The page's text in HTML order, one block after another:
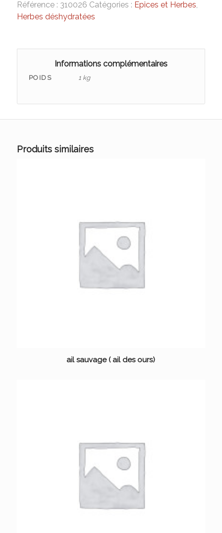
Référence : 310026 Catégories : Epices et Herbes
Herbes déshydratées
Informations complémentaires
POIDS 1 kg
Produits similaires
ail sauvage ( ail des ours)